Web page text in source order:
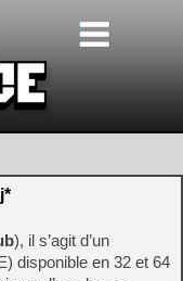
), il s’agit d’un
disponible en 32 et 64